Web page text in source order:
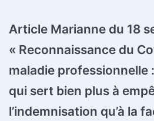
Article Marianne du 18
« Reconnaissance du
maladie professionnelle
qui sert bien plus à
l’indemnisation qu’à la